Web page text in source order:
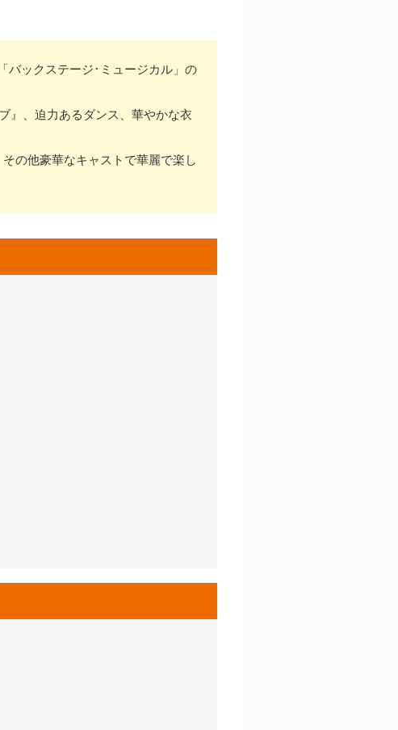
バックステージ･ミュージカル」の
』、迫力あるダンス、華やかな衣
の他豪華なキャストで華麗で楽し